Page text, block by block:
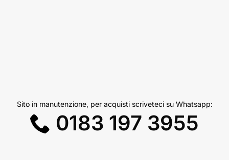
Sito in manutenzione, per acquisti scriveteci su Whatsapp:
0183 197 3955